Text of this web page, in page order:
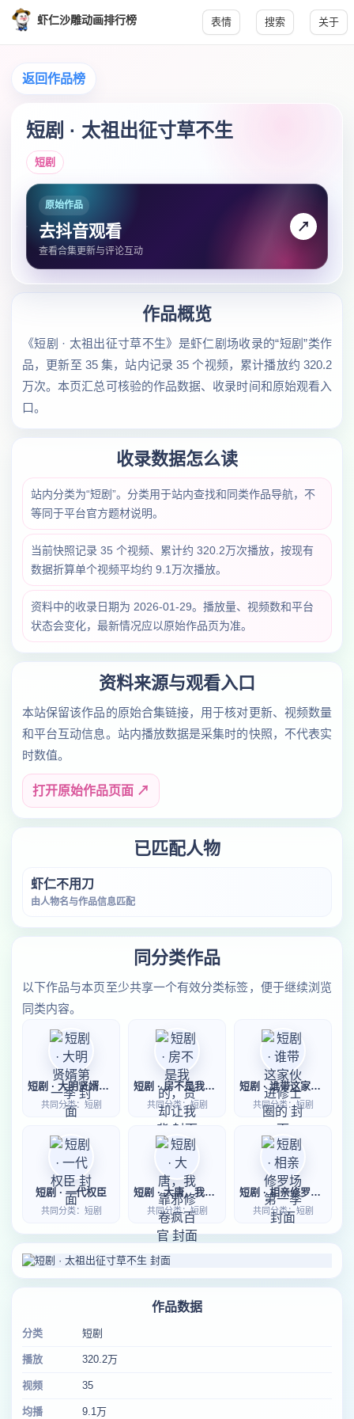
虾仁沙雕动画排行榜 表情 搜索 关于
返回作品榜
短剧 · 太祖出征寸草不生
短剧
原始作品
去抖音观看
查看合集更新与评论互动
↗
作品概览
《短剧 · 太祖出征寸草不生》是虾仁剧场收录的“短剧”类作
品，更新至 35 集，站内记录 35 个视频，累计播放约 320.2
万次。本页汇总可核验的作品数据、收录时间和原始观看入
口。
收录数据怎么读
站内分类为“短剧”。分类用于站内查找和同类作品导航，不
等同于平台官方题材说明。
当前快照记录 35 个视频、累计约 320.2万次播放，按现有
数据折算单个视频平均约 9.1万次播放。
资料中的收录日期为 2026-01-29。播放量、视频数和平台
状态会变化，最新情况应以原始作品页为准。
资料来源与观看入口
本站保留该作品的原始合集链接，用于核对更新、视频数量
和平台互动信息。站内播放数据是采集时的快照，不代表实
时数值。
打开原始作品页面 ↗
已匹配人物
虾仁不用刀
由人物名与作品信息匹配
同分类作品
以下作品与本页至少共享一个有效分类标签，便于继续浏览
同类内容。
短剧 · 大明贤婿第一季
共同分类：短剧
短剧 · 房不是我的，贷却让我背
共同分类：短剧
短剧 · 谁带这家伙进修士圈的
共同分类：短剧
短剧 · 一代权臣
共同分类：短剧
短剧 · 大唐，我靠邪修卷疯百官
共同分类：短剧
短剧 · 相亲修罗场第一季
共同分类：短剧
作品数据
分类 短剧
播放 320.2万
视频 35
均播 9.1万